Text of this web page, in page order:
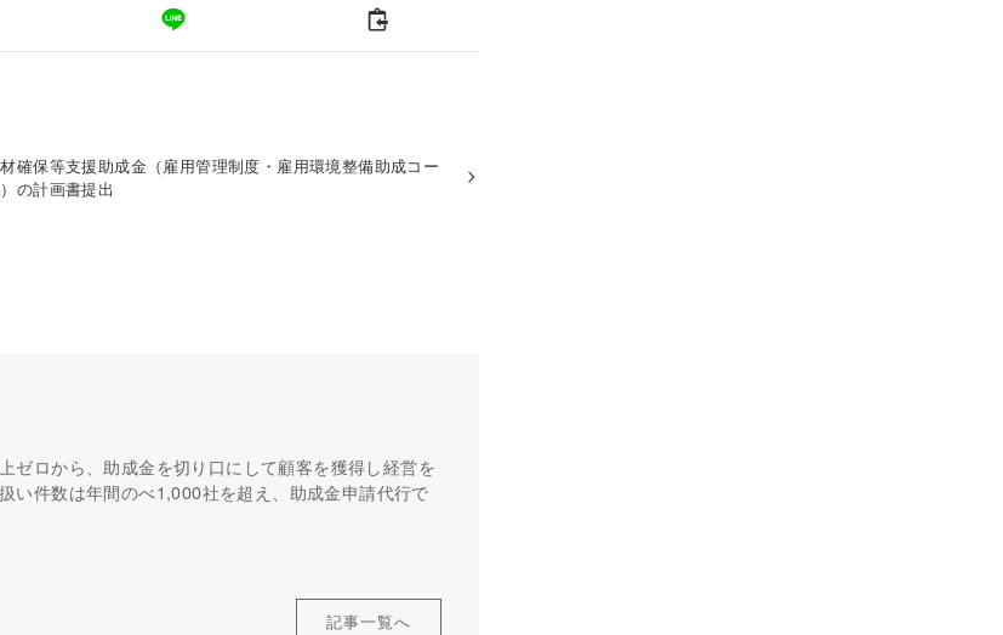
確保等支援助成金（雇用管理制度・雇用環境整備助成コー
の計画書提出
ゼロから、助成金を切り口にして顧客を獲得し経営を
い件数は年間のべ1,000社を超え、助成金申請代行で
記事一覧へ